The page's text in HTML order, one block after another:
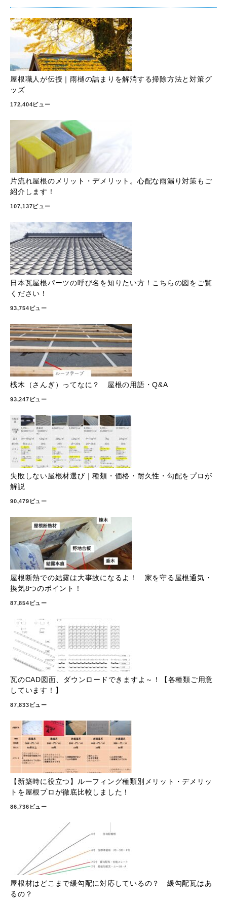
屋根職人が伝授｜雨樋の詰まりを解消する掃除方法と対策グ
ッズ
172,404ビュー
片流れ屋根のメリット・デメリット。心配な雨漏り対策もご
紹介します！
107,137ビュー
日本瓦屋根パーツの呼び名を知りたい方！こちらの図をご覧
ください！
93,754ビュー
桟木（さんぎ）ってなに？ 屋根の用語・Q&A
93,247ビュー
失敗しない屋根材選び｜種類・価格・耐久性・勾配をプロが
解説
90,479ビュー
屋根断熱での結露は大事故になるよ！ 家を守る屋根通気・
換気8つのポイント！
87,854ビュー
瓦のCAD図面、ダウンロードできますよ～！【各種類ご用意
しています！】
87,833ビュー
【新築時に役立つ】ルーフィング種類別メリット・デメリッ
トを屋根プロが徹底比較しました！
86,736ビュー
屋根材はどこまで緩勾配に対応しているの？ 緩勾配瓦はあ
るの？